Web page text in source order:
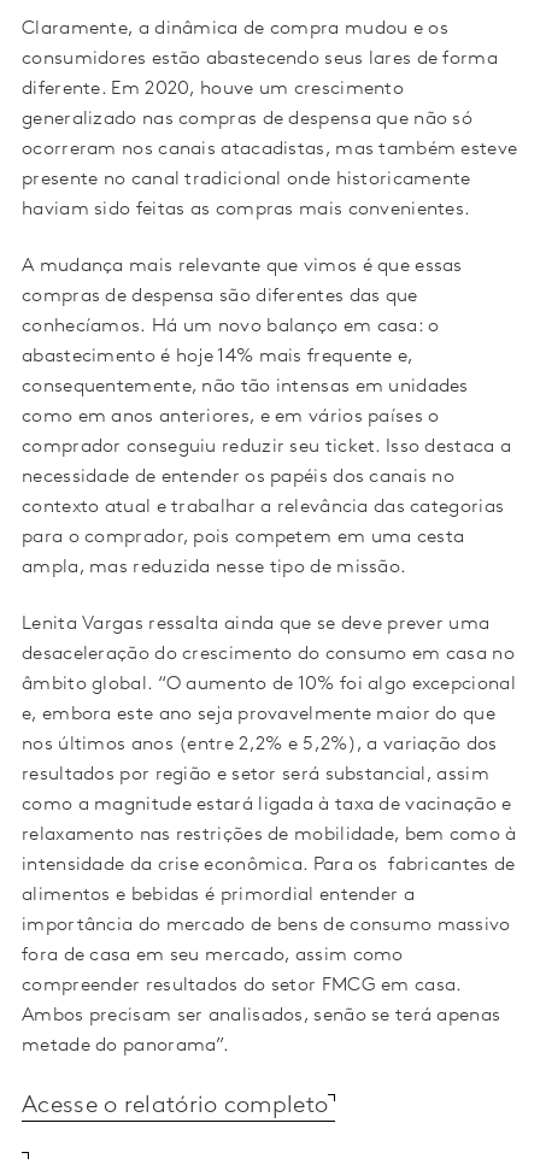
Claramente, a dinâmica de compra mudou e os
consumidores estão abastecendo seus lares de forma
diferente. Em 2020, houve um crescimento
generalizado nas compras de despensa que não só
ocorreram nos canais atacadistas, mas também esteve
presente no canal tradicional onde historicamente
haviam sido feitas as compras mais convenientes.
A mudança mais relevante que vimos é que essas
compras de despensa são diferentes das que
conhecíamos. Há um novo balanço em casa: o
abastecimento é hoje 14% mais frequente e,
consequentemente, não tão intensas em unidades
como em anos anteriores, e em vários países o
comprador conseguiu reduzir seu ticket. Isso destaca a
necessidade de entender os papéis dos canais no
contexto atual e trabalhar a relevância das categorias
para o comprador, pois competem em uma cesta
ampla, mas reduzida nesse tipo de missão.
Lenita Vargas ressalta ainda que se deve prever uma
desaceleração do crescimento do consumo em casa no
âmbito global. “O aumento de 10% foi algo excepcional
e, embora este ano seja provavelmente maior do que
nos últimos anos (entre 2,2% e 5,2%), a variação dos
resultados por região e setor será substancial, assim
como a magnitude estará ligada à taxa de vacinação e
relaxamento nas restrições de mobilidade, bem como à
intensidade da crise econômica. Para os fabricantes de
alimentos e bebidas é primordial entender a
importância do mercado de bens de consumo massivo
fora de casa em seu mercado, assim como
compreender resultados do setor FMCG em casa.
Ambos precisam ser analisados, senão se terá apenas
metade do panorama”.
Acesse o relatório completo